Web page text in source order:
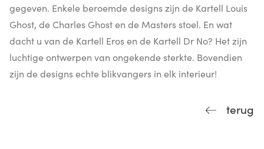
gegeven. Enkele beroemde designs zijn de Kartell Louis
Ghost, de Charles Ghost en de Masters stoel. En wat
dacht u van de Kartell Eros en de Kartell Dr No? Het zijn
luchtige ontwerpen van ongekende sterkte. Bovendien
zijn de designs echte blikvangers in elk interieur!
terug